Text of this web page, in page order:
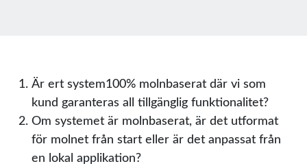
Är ert system100% molnbaserat där vi som
kund garanteras all tillgänglig funktionalitet?
Om systemet är molnbaserat, är det utformat
för molnet från start eller är det anpassat från
en lokal applikation?